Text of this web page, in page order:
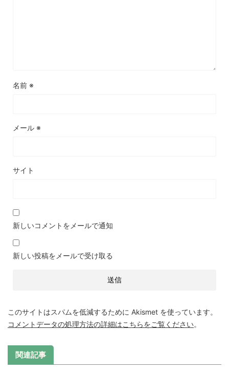
名前 ※
メール ※
サイト
新しいコメントをメールで通知
新しい投稿をメールで受け取る
このサイトはスパムを低減するために Akismet を使っています。
コメントデータの処理方法の詳細はこちらをご覧ください。
関連記事